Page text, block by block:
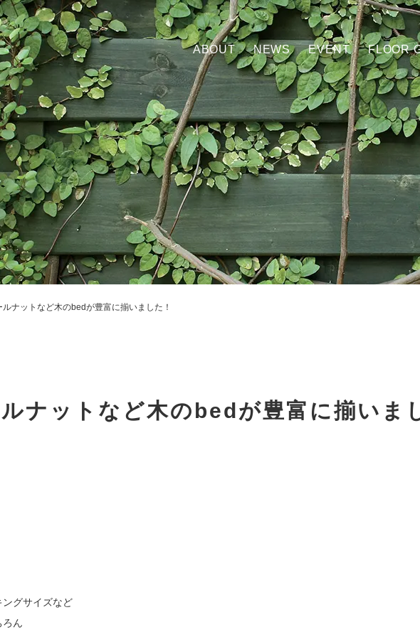
ABOUT NEWS EVENT FLOOR
ナットなど木のbedが豊富に揃いました！
ナットなど木のbedが豊富に揃いま
グサイズなど
ろん